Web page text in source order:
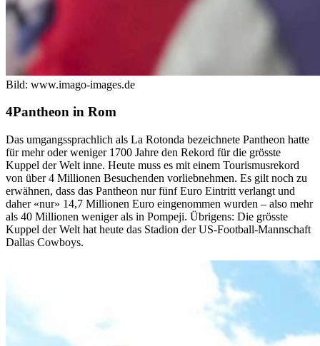
Bild: www.imago-images.de
Pantheon in Rom
Das umgangssprachlich als La Rotonda bezeichnete Pantheon hatte
für mehr oder weniger 1700 Jahre den Rekord für die grösste
Kuppel der Welt inne. Heute muss es mit einem Tourismusrekord
von über 4 Millionen Besuchenden vorliebnehmen. Es gilt noch zu
erwähnen, dass das Pantheon nur fünf Euro Eintritt verlangt und
daher «nur» 14,7 Millionen Euro eingenommen wurden – also mehr
als 40 Millionen weniger als in Pompeji. Übrigens: Die grösste
Kuppel der Welt hat heute das Stadion der US-Football-Mannschaft
Dallas Cowboys.